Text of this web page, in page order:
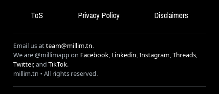
ToS Privacy Policy Disclaimers
Email us atteam@millim.tn.
We are @millimapp on Facebook, Linkedin,Instagram,Threads,
Twitter, and TikTok.
millim.tn • All rights reserved.